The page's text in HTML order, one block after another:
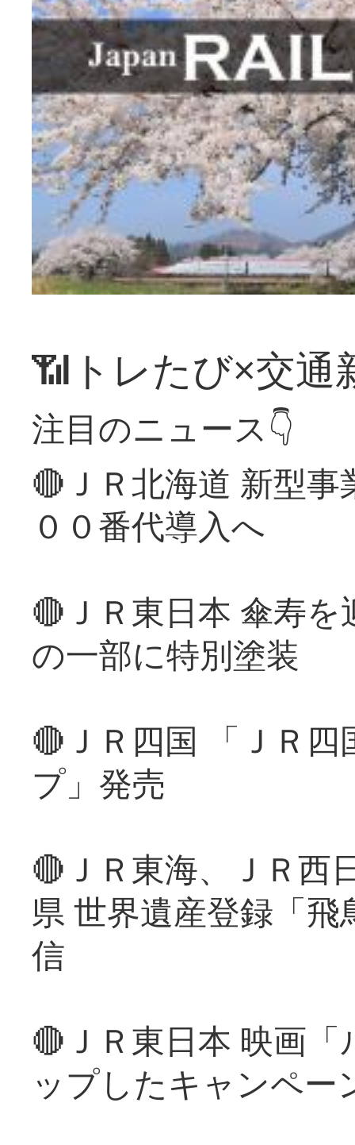
📶トレたび×交通
注目のニュース👇
🔴ＪＲ北海道 新型
００番代導入へ
🔴ＪＲ東日本 傘寿
の一部に特別塗装
🔴ＪＲ四国 「ＪＲ
プ」発売
🔴ＪＲ東海、ＪＲ西
県 世界遺産登録「
信
🔴ＪＲ東日本 映画
ップしたキャンペー